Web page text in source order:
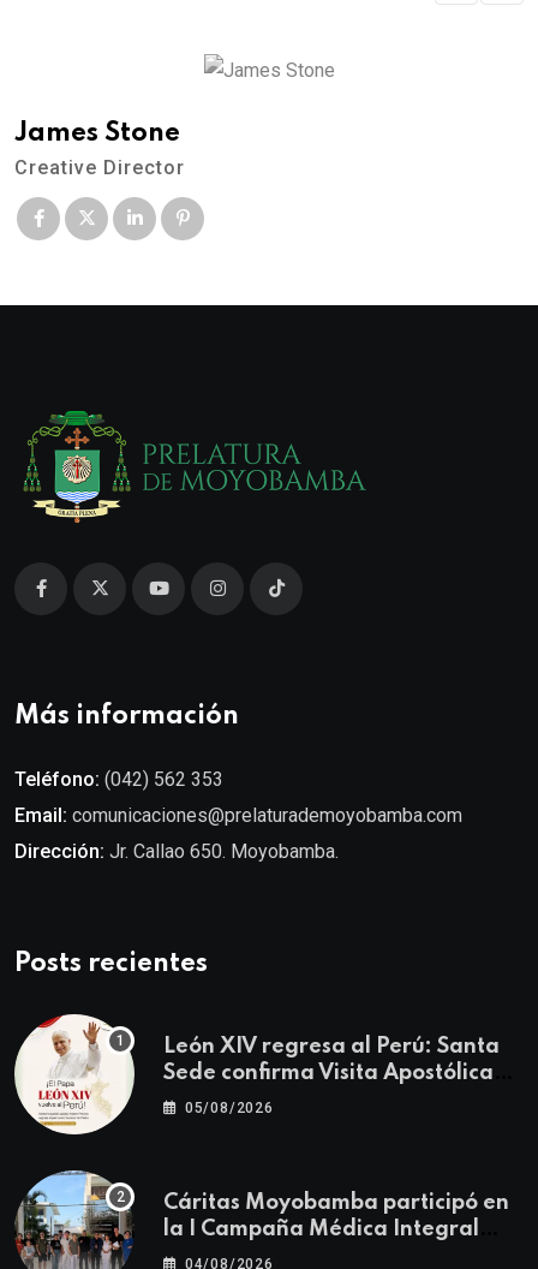
James Stone
Creative Director
Más información
Teléfono: (042) 562 353
Email: comunicaciones@prelaturademoyobamba.com
Dirección: Jr. Callao 650. Moyobamba.
Posts recientes
León XIV regresa al Perú: Santa
Sede confirma Visita Apostólica
del 11 al 17 de noviembre
05/08/2026
Cáritas Moyobamba participó en
la I Campaña Médica Integral
Gratuita llevando salud y
04/08/2026